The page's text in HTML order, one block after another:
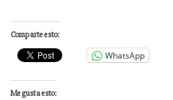
Comparte esto:
WhatsApp
Me gusta esto: